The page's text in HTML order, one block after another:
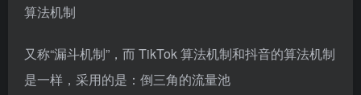
算法机制
又称“漏斗机制”，而 TikTok 算法机制和抖音的算法机制
是一样，采用的是：倒三角的流量池